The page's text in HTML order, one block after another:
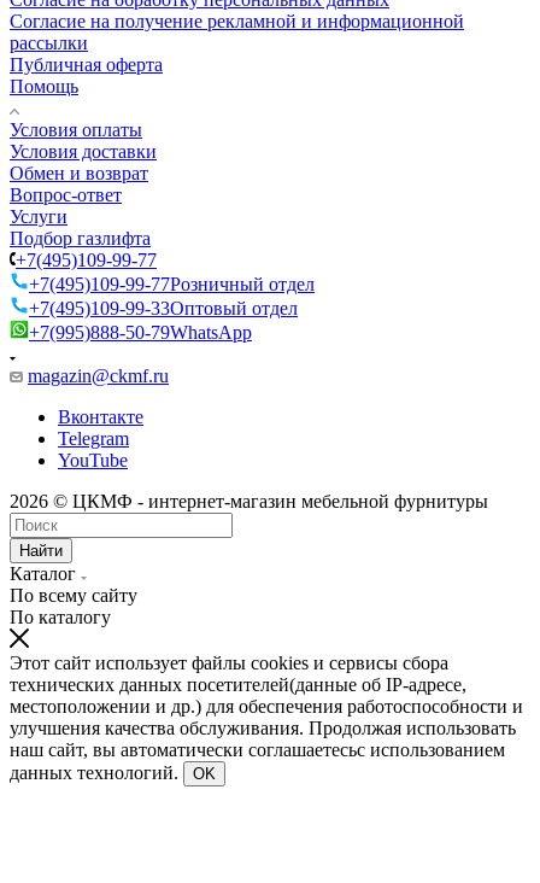
Согласие на получение рекламной и информационной
рассылки
Публичная оферта
Помощь
Условия оплаты
Условия доставки
Обмен и возврат
Вопрос-ответ
Услуги
Подбор газлифта
+7(495)109-99-77
+7(495)109-99-77Розничный отдел
+7(495)109-99-33Оптовый отдел
+7(995)888-50-79WhatsApp
magazin@ckmf.ru
Вконтакте
Telegram
YouTube
2026 © ЦКМФ - интернет-магазин мебельной фурнитуры
Найти
Каталог
По всему сайту
По каталогу
Этот сайт использует файлы cookies и сервисы сбора
технических данных посетителей(данные об IP-адресе,
местоположении и др.) для обеспечения работоспособности и
улучшения качества обслуживания. Продолжая использовать
наш сайт, вы автоматически соглашаетесьс использованием
данных технологий.
OK